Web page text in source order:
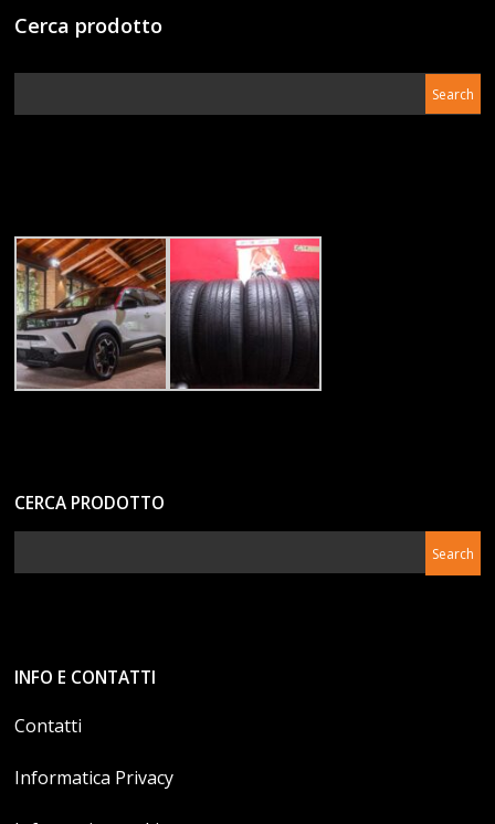
Cerca prodotto
CERCA PRODOTTO
INFO E CONTATTI
Contatti
Informatica Privacy